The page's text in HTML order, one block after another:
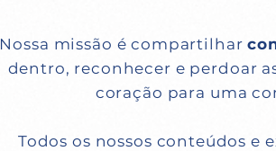
Nossa missão é compartilhar
dentro, reconhecer e perdoar
coração para uma
Todos os nossos conteúdos